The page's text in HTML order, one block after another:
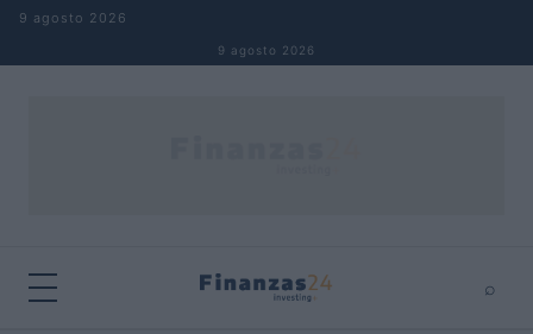
Saltar al contenido
9 agosto 2026
9 agosto 2026
⌕